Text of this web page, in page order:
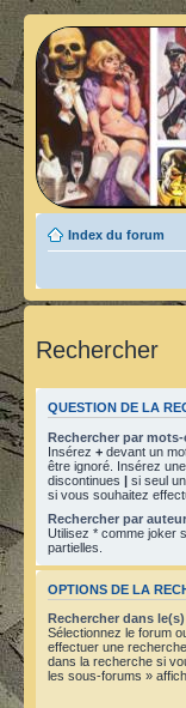
Index du forum
Rechercher
QUESTION DE LA
Rechercher par mots-
Insérez + devant un
être ignoré. Insérez
discontinues | si seul
si vous souhaitez
Rechercher par
Utilisez * comme joker
partielles.
OPTIONS DE LA
Rechercher dans
Sélectionnez le forum
effectuer une
dans la recherche si
les sous-forums »